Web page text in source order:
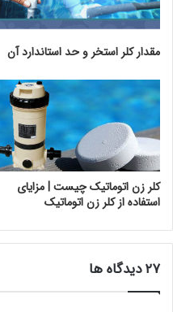
مقدار کلر استخر و حد استاندارد آن
کلر زن اتوماتیک چیست | مزایای
استفاده از کلر زن اتوماتیک
‫۲۷ دیدگاه ها